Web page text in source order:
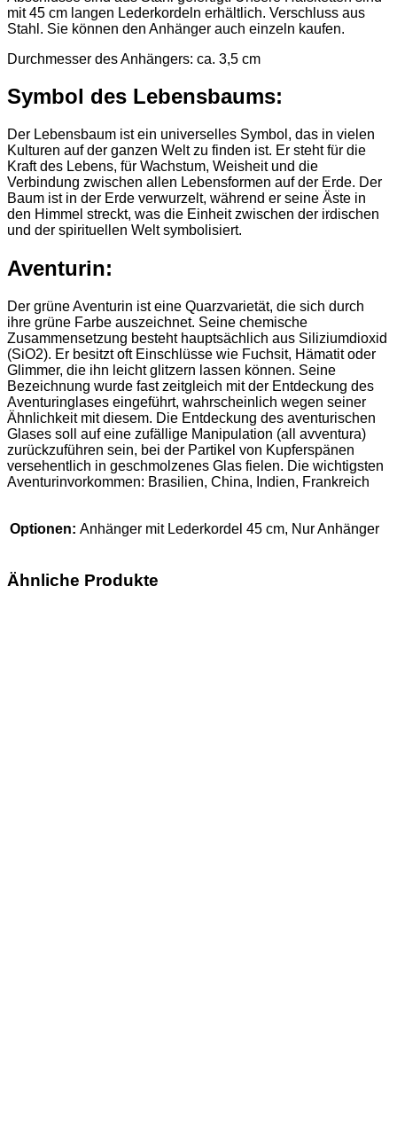
mit 45 cm langen Lederkordeln erhältlich. Verschluss aus
Stahl. Sie können den Anhänger auch einzeln kaufen.
Durchmesser des Anhängers: ca. 3,5 cm
Symbol des Lebensbaums:
Der Lebensbaum ist ein universelles Symbol, das in vielen
Kulturen auf der ganzen Welt zu finden ist. Er steht für die
Kraft des Lebens, für Wachstum, Weisheit und die
Verbindung zwischen allen Lebensformen auf der Erde. Der
Baum ist in der Erde verwurzelt, während er seine Äste in
den Himmel streckt, was die Einheit zwischen der irdischen
und der spirituellen Welt symbolisiert.
Aventurin:
Der grüne Aventurin ist eine Quarzvarietät, die sich durch
ihre grüne Farbe auszeichnet. Seine chemische
Zusammensetzung besteht hauptsächlich aus Siliziumdioxid
(SiO2). Er besitzt oft Einschlüsse wie Fuchsit, Hämatit oder
Glimmer, die ihn leicht glitzern lassen können. Seine
Bezeichnung wurde fast zeitgleich mit der Entdeckung des
Aventuringlases eingeführt, wahrscheinlich wegen seiner
Ähnlichkeit mit diesem. Die Entdeckung des aventurischen
Glases soll auf eine zufällige Manipulation (all avventura)
zurückzuführen sein, bei der Partikel von Kupferspänen
versehentlich in geschmolzenes Glas fielen. Die wichtigsten
Aventurinvorkommen: Brasilien, China, Indien, Frankreich
Optionen: Anhänger mit Lederkordel 45 cm, Nur Anhänger
Ähnliche Produkte